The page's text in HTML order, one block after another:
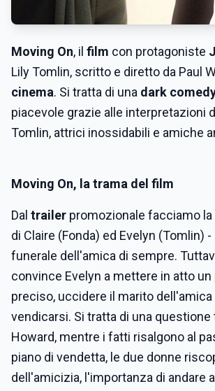
Moving On, il film con protagoniste
Lily Tomlin, scritto e diretto da Paul
cinema. Si tratta di una dark
piacevole grazie alle interpretazioni
Tomlin, attrici inossidabili e amiche
Moving On, la trama del film
Dal trailer promozionale facciamo
di Claire (Fonda) ed Evelyn (Tomlin) -
funerale dell'amica di sempre.
convince Evelyn a mettere in atto un
preciso, uccidere il marito
vendicarsi. Si tratta di una questione
Howard, mentre i fatti risalgono al
piano di vendetta, le due donne
dell'amicizia, l'importanza di andare